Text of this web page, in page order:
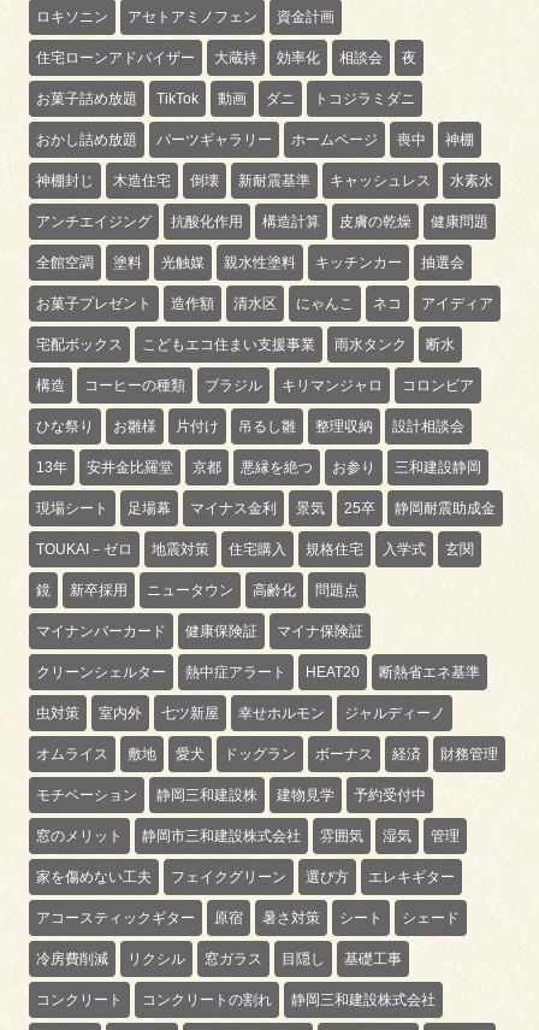
ロキソニン アセトアミノフェン 資金計画
住宅ローンアドバイザー 大蔵持 効率化 相談会 夜
お菓子詰め放題 TikTok 動画 ダニ トコジラミダニ
おかし詰め放題 パーツギャラリー ホームページ 喪中 神棚
神棚封じ 木造住宅 倒壊 新耐震基準 キャッシュレス 水素水
アンチエイジング 抗酸化作用 構造計算 皮膚の乾燥 健康問題
全館空調 塗料 光触媒 親水性塗料 キッチンカー 抽選会
お菓子プレゼント 造作額 清水区 にゃんこ ネコ アイディア
宅配ボックス こどもエコ住まい支援事業 雨水タンク 断水
構造 コーヒーの種類 ブラジル キリマンジャロ コロンビア
ひな祭り お雛様 片付け 吊るし雛 整理収納 設計相談会
13年 安井金比羅堂 京都 悪縁を絶つ お参り 三和建設静岡
現場シート 足場幕 マイナス金利 景気 25卒 静岡耐震助成金
TOUKAI－ゼロ 地震対策 住宅購入 規格住宅 入学式 玄関
鏡 新卒採用 ニュータウン 高齢化 問題点
マイナンバーカード 健康保険証 マイナ保険証
クリーンシェルター 熱中症アラート HEAT20 断熱省エネ基準
虫対策 室内外 七ツ新屋 幸せホルモン ジャルディーノ
オムライス 敷地 愛犬 ドッグラン ボーナス 経済 財務管理
モチベーション 静岡三和建設株 建物見学 予約受付中
窓のメリット 静岡市三和建設株式会社 雰囲気 湿気 管理
家を傷めない工夫 フェイクグリーン 選び方 エレキギター
アコースティックギター 原宿 暑さ対策 シート シェード
冷房費削減 リクシル 窓ガラス 目隠し 基礎工事
コンクリート コンクリートの割れ 静岡三和建設株式会社